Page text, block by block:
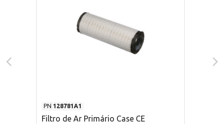
PN 128781A1
Filtro de Ar Primário Case CE